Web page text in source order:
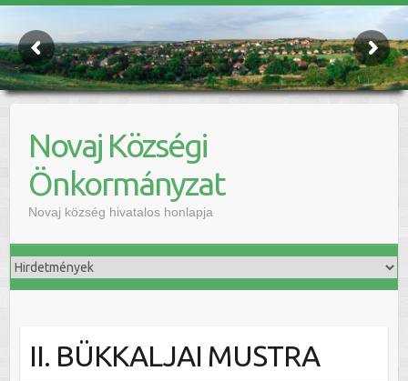
Novaj Községi
Önkormányzat
Novaj község hivatalos honlapja
II. BÜKKALJAI MUSTRA